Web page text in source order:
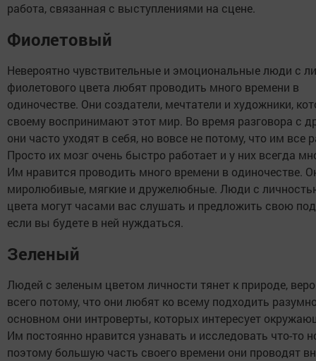
работа, связанная с выступлениями на сцене.
Фиолетовый
Невероятно чувствительные и эмоциональные люди с
фиолетового цвета любят проводить много времени в
одиночестве. Они создатели, мечтатели и художники,
своему воспринимают этот мир. Во время разговора с
они часто уходят в себя, но вовсе не потому, что им все
Просто их мозг очень быстро работает и у них всегда
Им нравится проводить много времени в одиночестве.
миролюбивые, мягкие и дружелюбные. Люди с
цвета могут часами вас слушать и предложить свою
если вы будете в ней нуждаться.
Зеленый
Людей с зеленым цветом личности тянет к природе,
всего потому, что они любят ко всему подходить
основном они интроверты, которых интересует
Им постоянно нравится узнавать и исследовать что-то
поэтому большую часть своего времени они проводят